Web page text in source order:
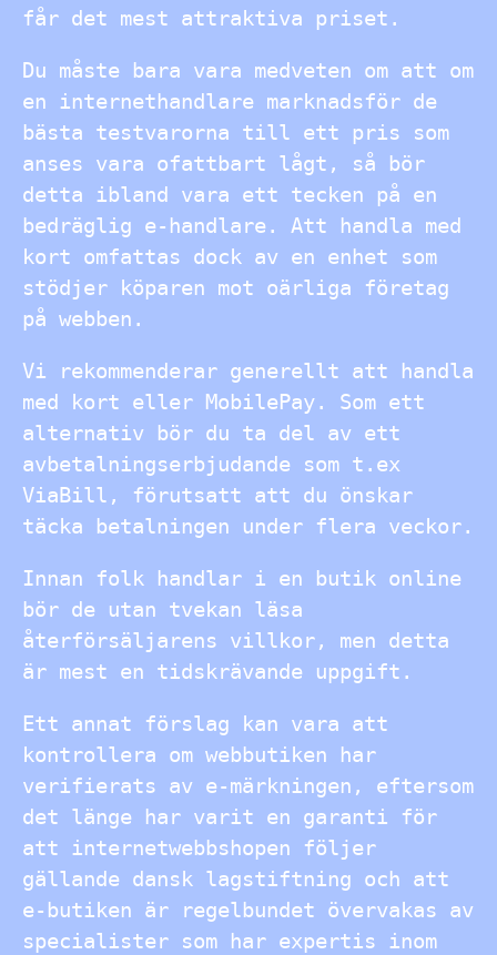
får det mest attraktiva priset.
Du måste bara vara medveten om att om
en internethandlare marknadsför de
bästa testvarorna till ett pris som
anses vara ofattbart lågt, så bör
detta ibland vara ett tecken på en
bedräglig e-handlare. Att handla med
kort omfattas dock av en enhet som
stödjer köparen mot oärliga företag
på webben.
Vi rekommenderar generellt att handla
med kort eller MobilePay. Som ett
alternativ bör du ta del av ett
avbetalningserbjudande som t.ex
ViaBill, förutsatt att du önskar
täcka betalningen under flera veckor.
Innan folk handlar i en butik online
bör de utan tvekan läsa
återförsäljarens villkor, men detta
är mest en tidskrävande uppgift.
Ett annat förslag kan vara att
kontrollera om webbutiken har
verifierats av e-märkningen, eftersom
det länge har varit en garanti för
att internetwebbshopen följer
gällande dansk lagstiftning och att
e-butiken är regelbundet övervakas av
specialister som har expertis inom